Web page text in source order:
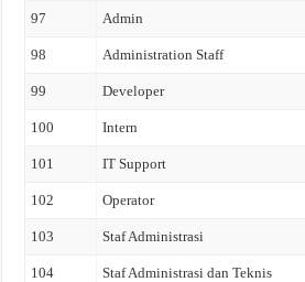
97 Admin
98 Administration Staff
99 Developer
100 Intern
101 IT Support
102 Operator
103 Staf Administrasi
104 Staf Administrasi dan Teknis